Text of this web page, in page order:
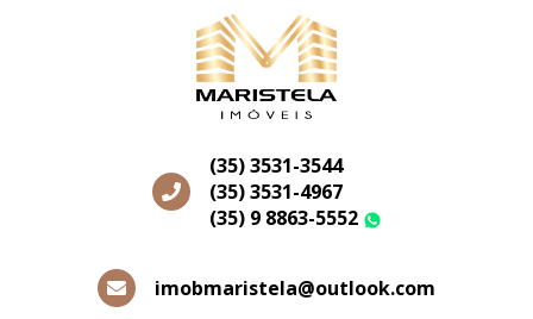
(35) 3531-3544
(35) 3531-4967
(35) 9 8863-5552
imobmaristela@outlook.com